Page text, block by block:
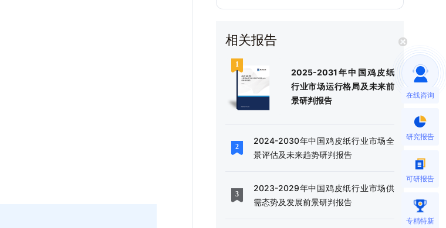
相关报告
2025-2031年中国鸡皮纸
行业市场运行格局及未来前
景研判报告
2024-2030年中国鸡皮纸行业市场全
景评估及未来趋势研判报告
2023-2029年中国鸡皮纸行业市场供
需态势及发展前景研判报告
在线咨询
研究报告
可研报告
专精特新